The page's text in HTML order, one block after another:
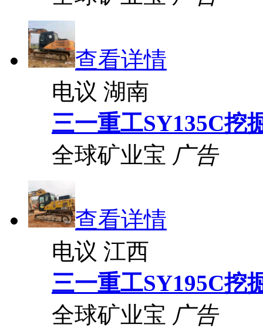
查看详情
电议 湖南
三一重工SY135C挖
全球矿业宝 广告
查看详情
电议 江西
三一重工SY195C挖
全球矿业宝 广告